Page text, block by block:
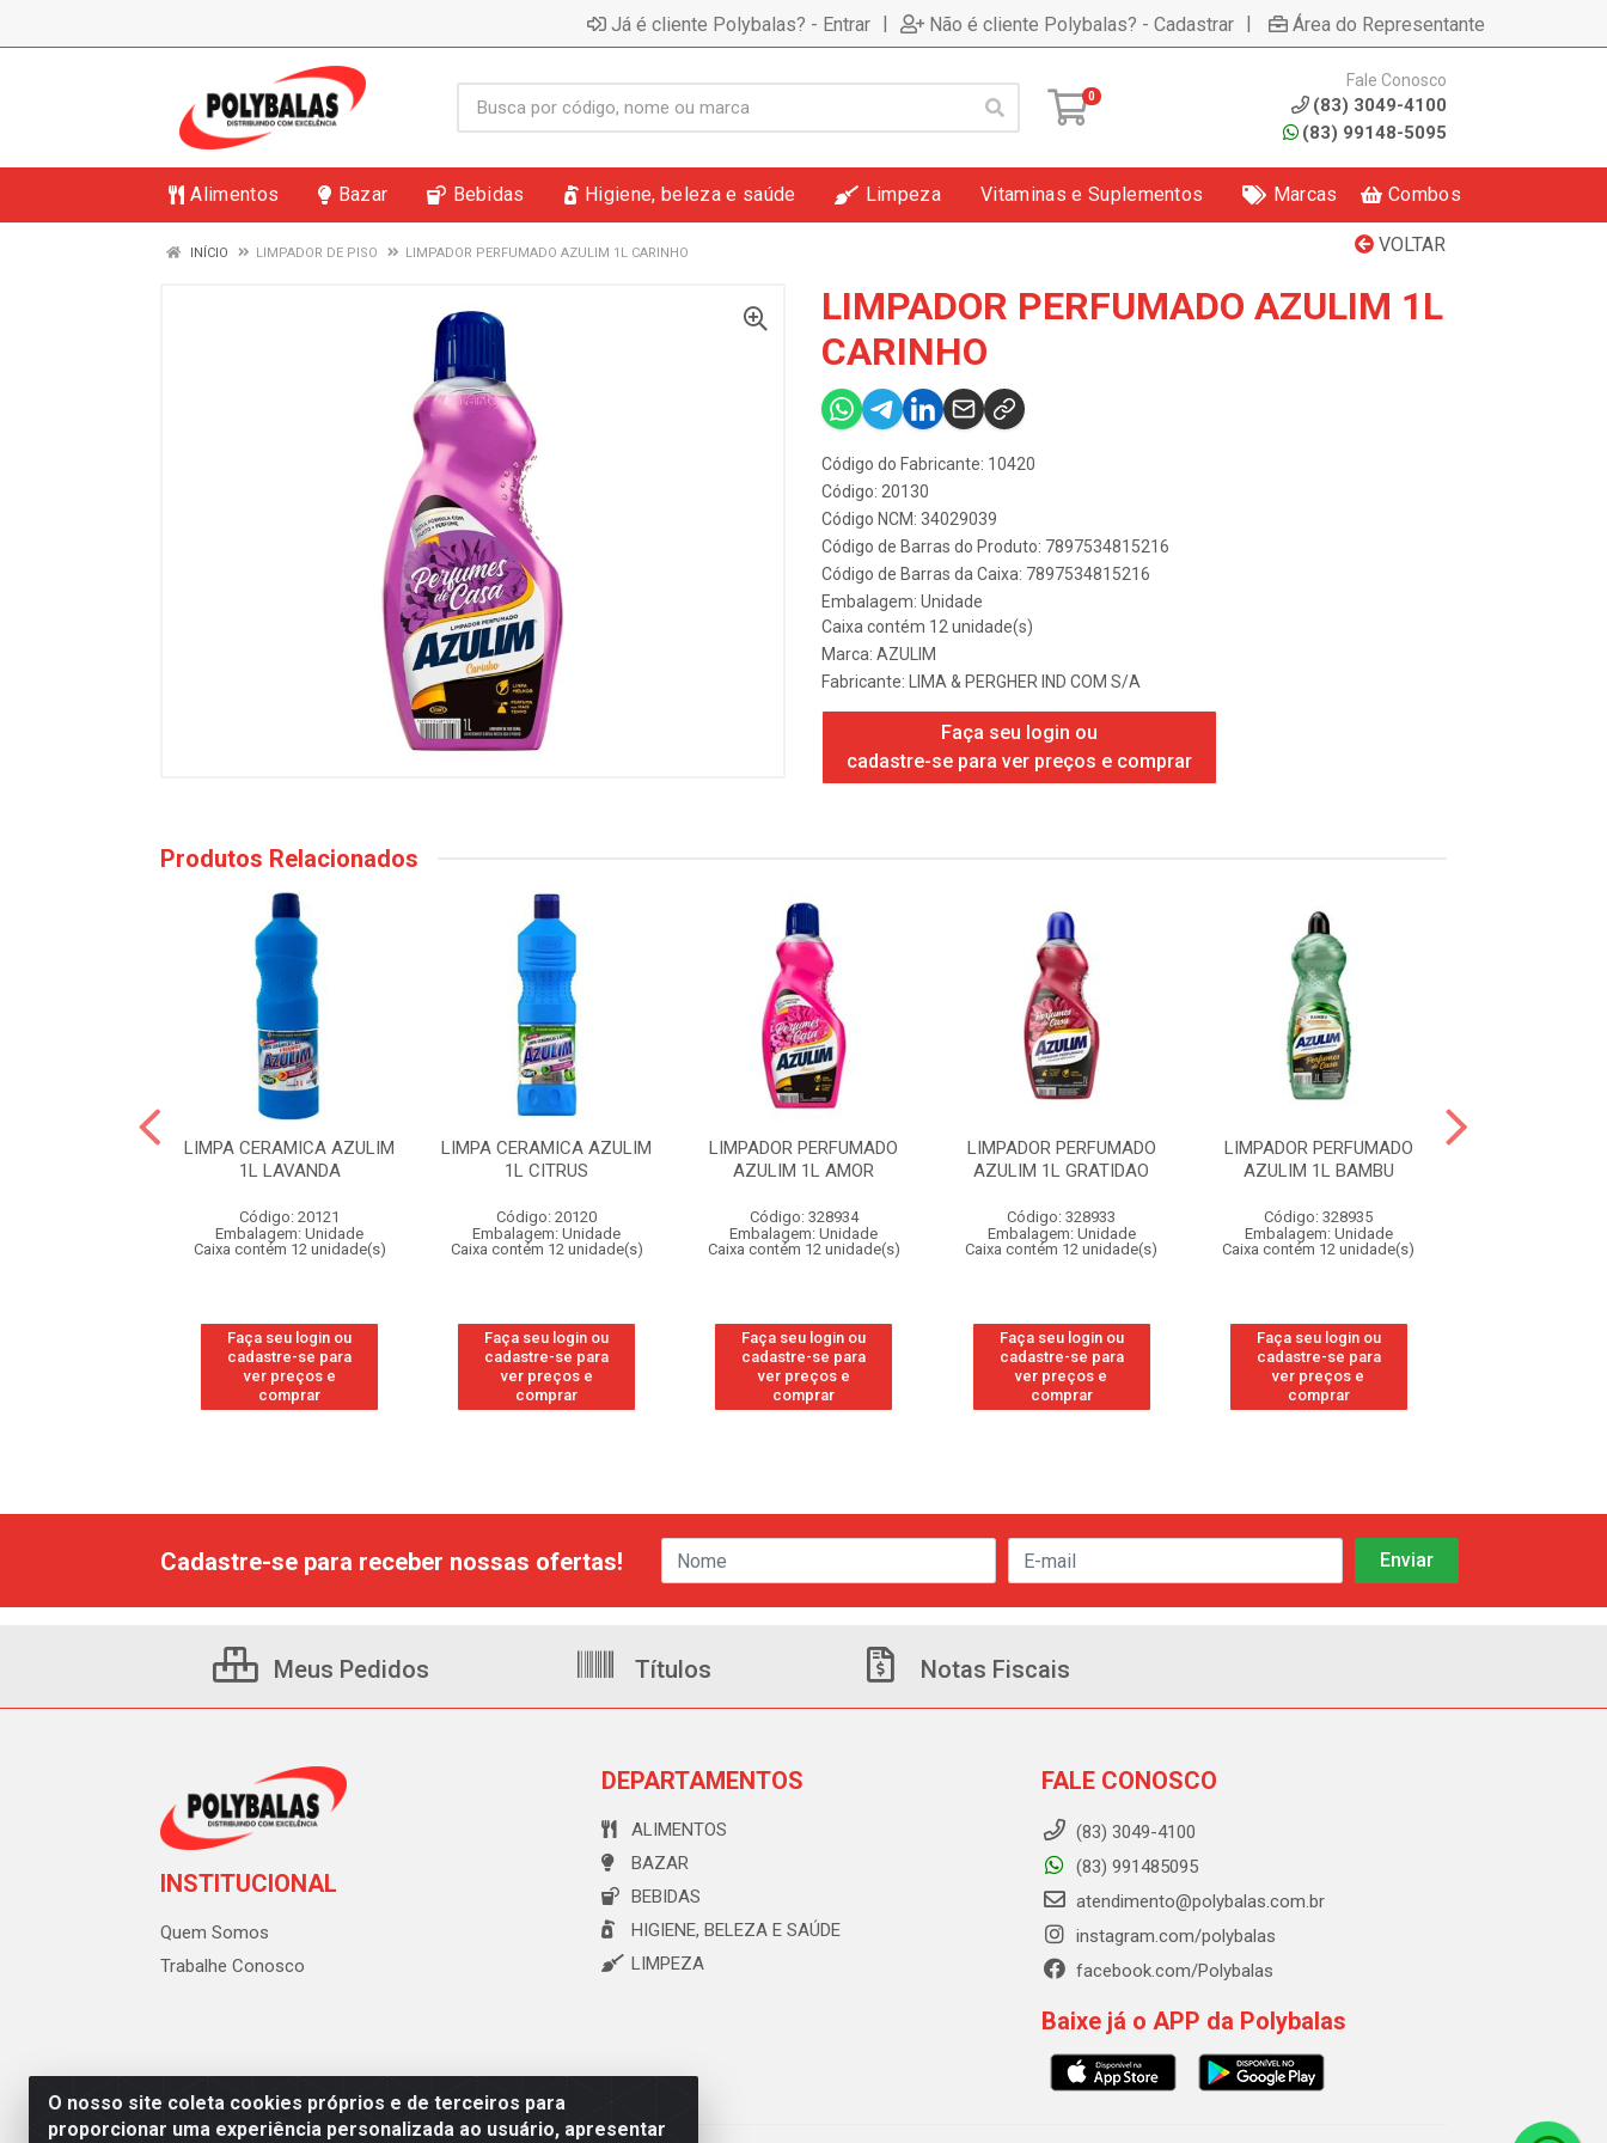
Já é cliente Polybalas? - Entrar | Não é cliente Polybalas? - Cadastrar | Área do Representante
0
Fale Conosco
(83) 3049-4100
(83) 99148-5095
Alimentos Bazar Bebidas Higiene, beleza e saúde Limpeza Vitaminas e Suplementos Marcas Combos
VOLTAR
INÍCIO LIMPADOR DE PISO LIMPADOR PERFUMADO AZULIM 1L CARINHO
LIMPADOR PERFUMADO AZULIM 1L
CARINHO
Código do Fabricante: 10420
Código: 20130
Código NCM: 34029039
Código de Barras do Produto: 7897534815216
Código de Barras da Caixa: 7897534815216
Embalagem: Unidade
Caixa contém 12 unidade(s)
Marca: AZULIM
Fabricante:
LIMA & PERGHER IND COM S/A
Faça seu login ou
cadastre-se para ver preços e comprar
Produtos Relacionados
LIMPA CERAMICA AZULIM
1L LAVANDA
Código: 20121
Embalagem: Unidade
Caixa contém 12 unidade(s)
Faça seu login ou
cadastre-se para
ver preços e
comprar
LIMPA CERAMICA AZULIM
1L CITRUS
Código: 20120
Embalagem: Unidade
Caixa contém 12 unidade(s)
Faça seu login ou
cadastre-se para
ver preços e
comprar
LIMPADOR PERFUMADO
AZULIM 1L AMOR
Código: 328934
Embalagem: Unidade
Caixa contém 12 unidade(s)
Faça seu login ou
cadastre-se para
ver preços e
comprar
LIMPADOR PERFUMADO
AZULIM 1L GRATIDAO
Código: 328933
Embalagem: Unidade
Caixa contém 12 unidade(s)
Faça seu login ou
cadastre-se para
ver preços e
comprar
LIMPADOR PERFUMADO
AZULIM 1L BAMBU
Código: 328935
Embalagem: Unidade
Caixa contém 12 unidade(s)
Faça seu login ou
cadastre-se para
ver preços e
comprar
O nosso site coleta cookies próprios e de terceiros para
proporcionar uma experiência personalizada ao usuário, apresentar
Cadastre-se para receber nossas ofertas!
Meus Pedidos Títulos Notas Fiscais
INSTITUCIONAL
Quem Somos
Trabalhe Conosco
DEPARTAMENTOS
ALIMENTOS
BAZAR
BEBIDAS
HIGIENE, BELEZA E SAÚDE
LIMPEZA
FALE CONOSCO
(83) 3049-4100
(83) 991485095
atendimento@polybalas.com.br
instagram.com/polybalas
facebook.com/Polybalas
Baixe já o APP da Polybalas